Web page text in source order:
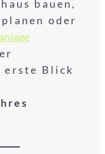
bauen,
oder
erste Blick